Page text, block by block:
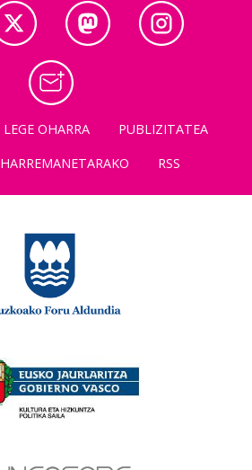
LEGE OHARRA
PUBLIZITATEA
HARREMANETARAKO RSS